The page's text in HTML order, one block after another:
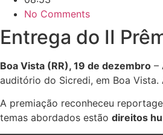
No Comments
Entrega do II
Boa Vista (RR), 19 de dezembro –
auditório do Sicredi, em Boa
A premiação reconheceu
temas abordados estão direitos